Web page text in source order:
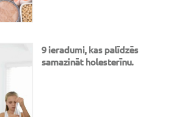
9 ieradumi, kas palīdzēs
samazināt holesterīnu.